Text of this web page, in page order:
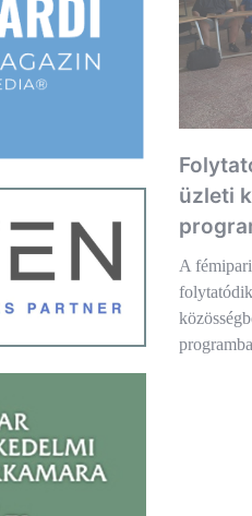
üzleti
A